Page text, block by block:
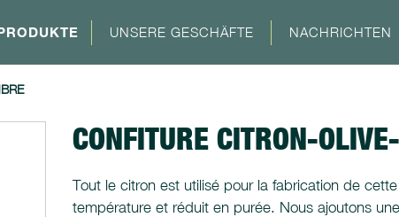
UNSERE GESCHÄFTE NACHRICHTEN
CONFITURE CITRON-
Tout le citron est utilisé pour la fabrication de
température et réduit en purée. Nous ajoutons